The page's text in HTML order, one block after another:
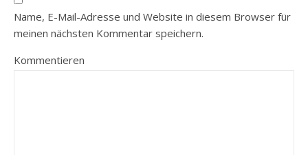
Name, E-Mail-Adresse und Website in diesem Browser für
meinen nächsten Kommentar speichern.
Kommentieren